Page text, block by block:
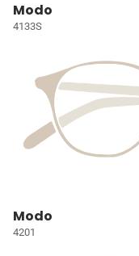
Modo
4133S
Modo
4201